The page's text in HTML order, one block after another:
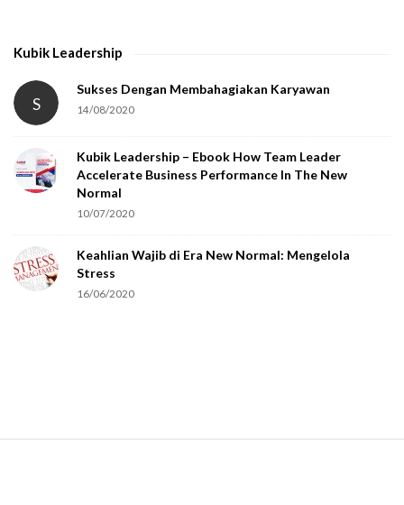
Kubik Leadership
S
Sukses Dengan Membahagiakan Karyawan
14/08/2020
Kubik Leadership – Ebook How Team Leader
Accelerate Business Performance In The New
Normal
10/07/2020
Keahlian Wajib di Era New Normal: Mengelola
Stress
16/06/2020